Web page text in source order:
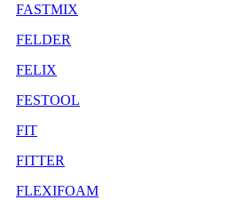
FASTMIX
FELDER
FELIX
FESTOOL
FIT
FITTER
FLEXIFOAM